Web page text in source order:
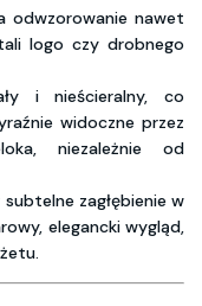
odwzorowanie nawet
logo czy drobnego
i nieścieralny, co
widoczne przez
niezależnie od
zagłębienie w
elegancki wygląd,